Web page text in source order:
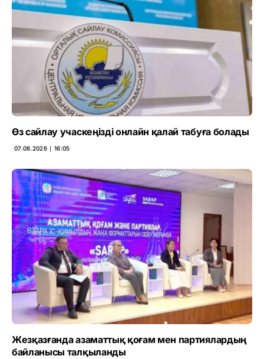
Өз сайлау учаскеңізді онлайн қалай табуға болады
07.08.2026 ∣ 16:05
Жезқазғанда азаматтық қоғам мен партиялардың
байланысы талқыланды